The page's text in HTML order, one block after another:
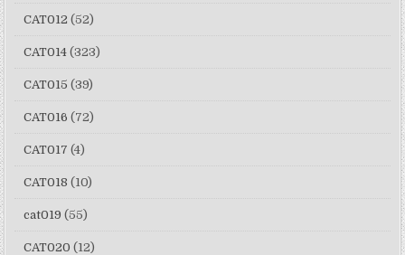
CAT012 (52)
CAT014 (323)
CAT015 (39)
CAT016 (72)
CAT017 (4)
CAT018 (10)
cat019 (55)
CAT020 (12)